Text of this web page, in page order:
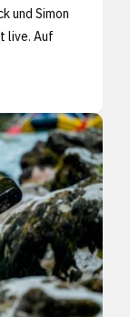
und Simon
live. Auf